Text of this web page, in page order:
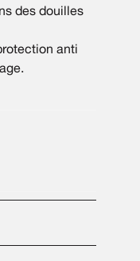
des douilles
anti